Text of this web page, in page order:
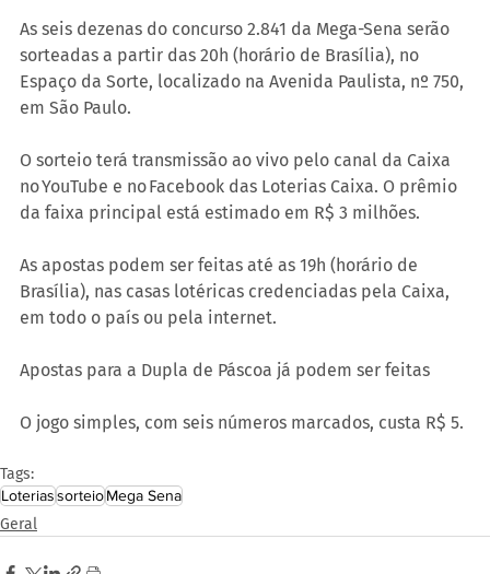
As seis dezenas do concurso 2.841 da Mega-Sena serão
sorteadas a partir das 20h (horário de Brasília), no
Espaço da Sorte, localizado na Avenida Paulista, nº 750,
em São Paulo.
O sorteio terá transmissão ao vivo pelo canal da Caixa
no YouTube e no Facebook das Loterias Caixa. O prêmio
da faixa principal está estimado em R$ 3 milhões.
As apostas podem ser feitas até as 19h (horário de
Brasília), nas casas lotéricas credenciadas pela Caixa,
em todo o país ou pela internet.
Apostas para a Dupla de Páscoa já podem ser feitas
O jogo simples, com seis números marcados, custa R$ 5.
Tags:
LoteriassorteioMega Sena
Geral